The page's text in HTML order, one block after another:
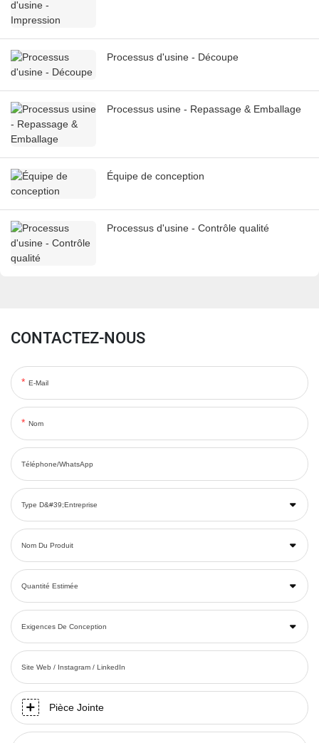
Processus d'usine - Découpe
Processus usine - Repassage & Emballage
Équipe de conception
Processus d'usine - Contrôle qualité
CONTACTEZ-NOUS
E-Mail
Nom
Téléphone/WhatsApp
Type D&#39;entreprise
Nom Du Produit
Quantité Estimée
Exigences De Conception
Site Web / Instagram / LinkedIn
Pièce Jointe